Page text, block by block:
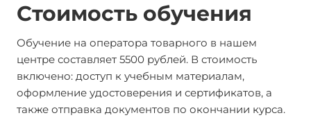
Стоимость обучения
Обучение на оператора товарного в нашем
центре составляет 5500 рублей. В стоимость
включено: доступ к учебным материалам,
оформление удостоверения и сертификатов, а
также отправка документов по окончании курса.